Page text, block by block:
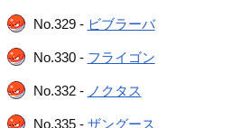
No.329 - ビブラーバ
No.330 - フライゴン
No.332 - ノクタス
No.335 - ザングース